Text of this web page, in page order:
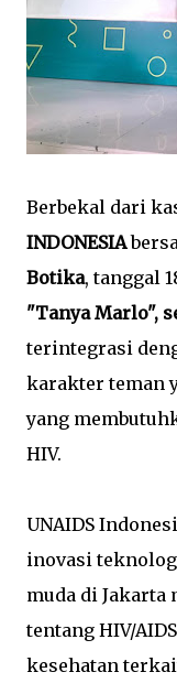
Berbekal dari
INDONESIA
Botika, tanggal
"Tanya Marlo",
terintegrasi
karakter teman
yang
HIV.
UNAIDS
inovasi
muda di Jakarta
tentang HIV/
kesehatan